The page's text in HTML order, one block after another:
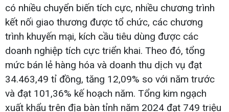
có nhiều chuyển biến tích cực, nhiều chương trình
kết nối giao thương được tổ chức, các chương
trình khuyến mại, kích cầu tiêu dùng được các
doanh nghiệp tích cực triển khai. Theo đó, tổng
mức bán lẻ hàng hóa và doanh thu dịch vụ đạt
34.463,49 tỉ đồng, tăng 12,09% so với năm trước
và đạt 101,36% kế hoạch năm. Tổng kim ngạch
xuất khẩu trên địa bàn tỉnh năm 2024 đạt 749 triệu